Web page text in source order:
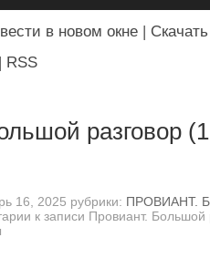
в новом окне | Скачать
| RSS
разговор
16, 2025 рубрики: ПРОВИАНТ.
к записи Провиант. Большой